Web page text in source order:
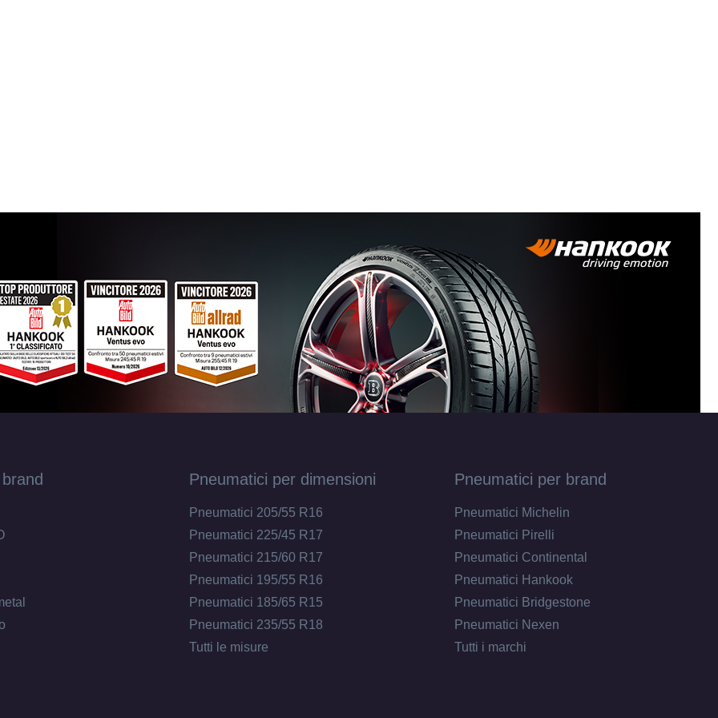
Pneumatici per dimensioni
Pneumatici 205/55 R16
Pneumatici 225/45 R17
Pneumatici 215/60 R17
Pneumatici 195/55 R16
Pneumatici 185/65 R15
Pneumatici 235/55 R18
Tutti le misure
Pneumatici per brand
Pneumatici Michelin
Pneumatici Pirelli
Pneumatici Continental
Pneumatici Hankook
Pneumatici Bridgestone
Pneumatici Nexen
Tutti i marchi